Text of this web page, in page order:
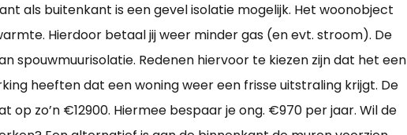
als buitenkant is een gevel isolatie mogelijk. Het woonobject
Hierdoor betaal jij weer minder gas (en evt. stroom). De
spouwmuurisolatie. Redenen hiervoor te kiezen zijn dat het een
heeften dat een woning weer een frisse uitstraling krijgt. De
op zo’n €12900. Hiermee bespaar je ong. €970 per jaar. Wil de